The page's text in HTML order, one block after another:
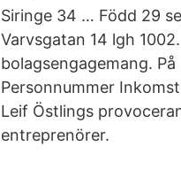
Siringe 34 … Född 29
Varvsgatan 14 lgh
bolagsengagemang.
Personnummer
Leif Östlings
entreprenörer.